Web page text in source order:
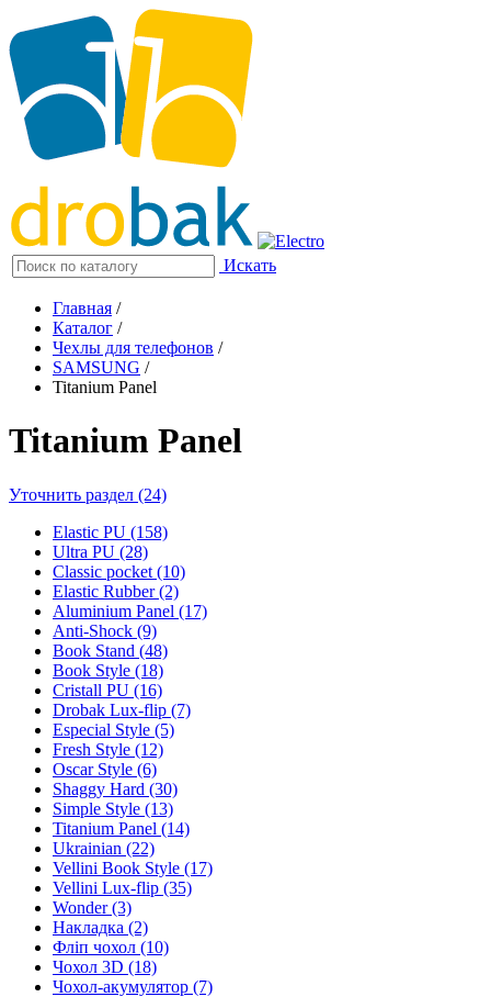
Искать
Главная /
Каталог /
Чехлы для телефонов /
SAMSUNG /
Titanium Panel
Titanium Panel
Уточнить раздел (24)
Elastic PU (158)
Ultra PU (28)
Classic pocket (10)
Elastic Rubber (2)
Aluminium Panel (17)
Anti-Shock (9)
Book Stand (48)
Book Style (18)
Cristall PU (16)
Drobak Lux-flip (7)
Especial Style (5)
Fresh Style (12)
Oscar Style (6)
Shaggy Hard (30)
Simple Style (13)
Titanium Panel (14)
Ukrainian (22)
Vellini Book Style (17)
Vellini Lux-flip (35)
Wonder (3)
Накладка (2)
Фліп чохол (10)
Чохол 3D (18)
Чохол-акумулятор (7)